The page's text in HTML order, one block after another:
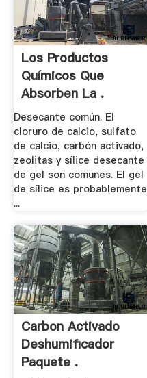
Los Productos
Químicos Que
Absorben La .
Desecante común. El
cloruro de calcio, sulfato
de calcio, carbón activado,
zeolitas y sílice desecante
de gel son comunes. El gel
de sílice es probablemente
...
Carbon Activado
Deshumificador
Paquete .